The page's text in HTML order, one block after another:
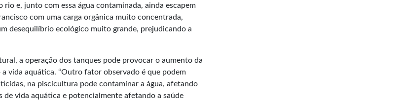
e, junto com essa água contaminada, ainda escapem
com uma carga orgânica muito concentrada,
desequilíbrio ecológico muito grande, prejudicando a
a operação dos tanques pode provocar o aumento da
vida aquática. “Outro fator observado é que podem
na piscicultura pode contaminar a água, afetando
de vida aquática e potencialmente afetando a saúde